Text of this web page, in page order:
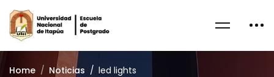
Home Noticias led lights